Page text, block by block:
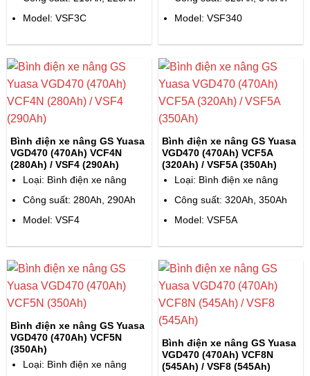
Model: VSF3C
Model: VSF340
Bình điện xe nâng GS Yuasa
VGD470 (470Ah) VCF4N
(280Ah) / VSF4 (290Ah)
Loại: Bình điện xe nâng
Công suất: 280Ah, 290Ah
Model: VSF4
Bình điện xe nâng GS Yuasa
VGD470 (470Ah) VCF5A
(320Ah) / VSF5A (350Ah)
Loại: Bình điện xe nâng
Công suất: 320Ah, 350Ah
Model: VSF5A
Bình điện xe nâng GS Yuasa
VGD470 (470Ah) VCF5N
(350Ah)
Loại: Bình điện xe nâng
Bình điện xe nâng GS Yuasa
VGD470 (470Ah) VCF8N
(545Ah) / VSF8 (545Ah)